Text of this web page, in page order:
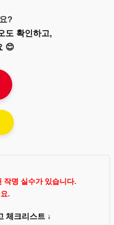
?
도 확인하고,
😊
명 실수가 있습니다.
.
체크리스트 ↓